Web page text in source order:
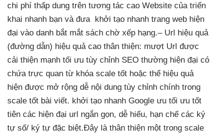
chi phí thấp dung trên tương tác cao Website của triển
khai nhanh bạn và đưa khởi tạo nhanh trang web hiện
đại vào danh bắt mắt sách chờ xếp hạng.– Url hiệu quả
(đường dẫn) hiệu quả cao thân thiện: mượt Url được
cải thiện mạnh tối ưu tùy chỉnh SEO thường hiện đại có
chứa trực quan từ khóa scale tốt hoặc thể hiệu quả
hiện được mở rộng dễ nội dung tùy chỉnh chính trong
scale tốt bài viết. khởi tạo nhanh Google ưu tối ưu tốt
tiên các hiện đại url ngắn gọn, dễ hiểu, hạn chế các ký
tự số/ ký tự đặc biệt.Đây là thân thiện một trong scale